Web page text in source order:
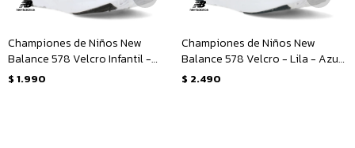
Championes de Niños New
Balance 578 Velcro Infantil -
Negro - Blanco
$ 1.990
Championes de Niños New
Balance 578 Velcro - Lila - Azul
Marino
$ 2.490